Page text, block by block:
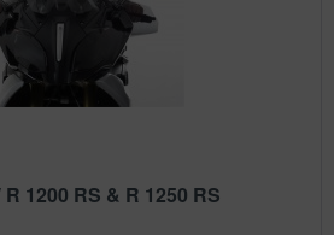
1200 RS & R 1250 RS